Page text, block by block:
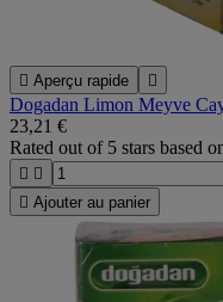
 Aperçu rapide 
Dogadan Limon Meyve
23,21 €
Rated out of 5 stars based
 
 Ajouter au panier